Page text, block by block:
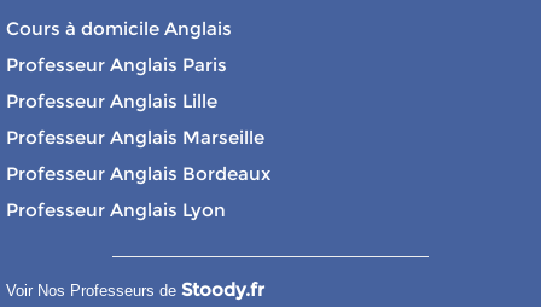
Cours à domicile Anglais
Professeur Anglais Paris
Professeur Anglais Lille
Professeur Anglais Marseille
Professeur Anglais Bordeaux
Professeur Anglais Lyon
Voir Nos Professeurs de Stoody.fr